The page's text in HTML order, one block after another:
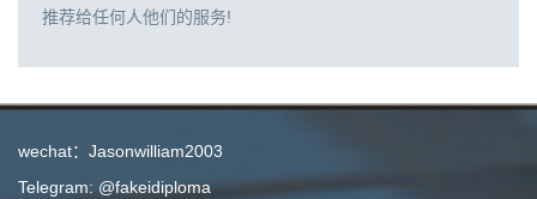
推荐给任何人他们的服务!
wechat：Jasonwilliam2003
Telegram: @fakeidiploma